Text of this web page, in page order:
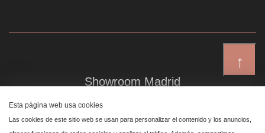
↑
Showroom Madrid
Plaza de Canalejas 6, 4 izq
Centro, 28014 Madrid
Esta página web usa cookies
Las cookies de este sitio web se usan para personalizar el contenido y los anuncios,